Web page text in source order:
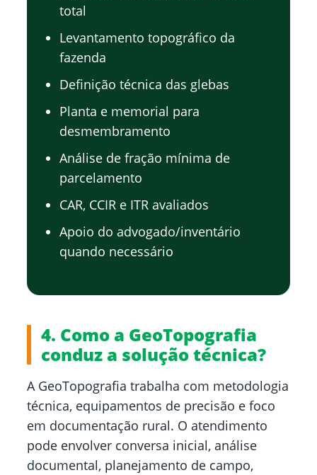
total
Levantamento topográfico da
fazenda
Definição técnica das glebas
Planta e memorial para
desmembramento
Análise de fração mínima de
parcelamento
CAR, CCIR e ITR avaliados
Apoio do advogado/inventário
quando necessário
4. Como a GeoTopografia
conduz a solução técnica?
A GeoTopografia trabalha com metodologia
técnica, equipamentos de precisão e foco
em documentação rural. O atendimento
pode envolver conversa inicial, análise
documental, planejamento de campo,